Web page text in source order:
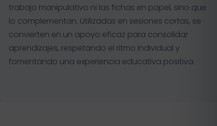
trabajo manipulativo ni las fichas en papel, sino que
lo complementan. Utilizadas en sesiones cortas, se
convierten en un apoyo eficaz para consolidar
aprendizajes, respetando el ritmo individual y
fomentando una experiencia educativa positiva.